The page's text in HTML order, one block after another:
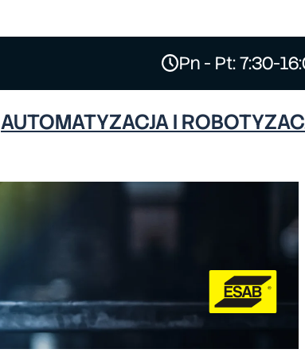
Pn - Pt: 7:30-
AUTOMATYZACJA I
HYPERTHERM